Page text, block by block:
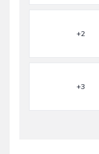
+2
+3